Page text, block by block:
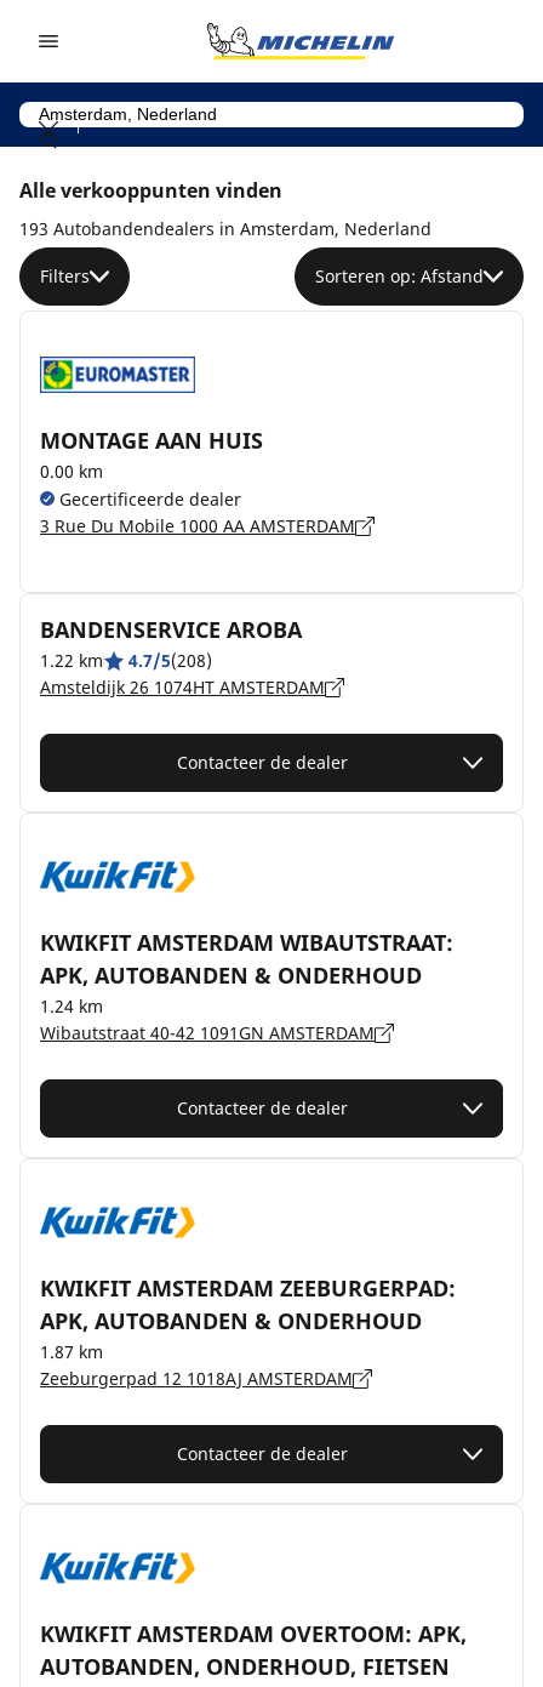
Alle verkooppunten vinden
193 Autobandendealers in Amsterdam, Nederland
Filters Sorteren op: Afstand
MONTAGE AAN HUIS
0.00 km
Gecertificeerde dealer
3 Rue Du Mobile 1000 AA AMSTERDAM
BANDENSERVICE AROBA
1.22 km 4.7/5(208)
Amsteldijk 26 1074HT AMSTERDAM
Contacteer de dealer
KWIKFIT AMSTERDAM WIBAUTSTRAAT:
APK, AUTOBANDEN & ONDERHOUD
1.24 km
Wibautstraat 40-42 1091GN AMSTERDAM
Contacteer de dealer
KWIKFIT AMSTERDAM ZEEBURGERPAD:
APK, AUTOBANDEN & ONDERHOUD
1.87 km
Zeeburgerpad 12 1018AJ AMSTERDAM
Contacteer de dealer
KWIKFIT AMSTERDAM OVERTOOM: APK,
AUTOBANDEN, ONDERHOUD, FIETSEN